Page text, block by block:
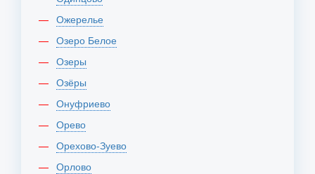
Ожерелье
Озеро Белое
Озеры
Озёры
Онуфриево
Орево
Орехово-Зуево
Орлово